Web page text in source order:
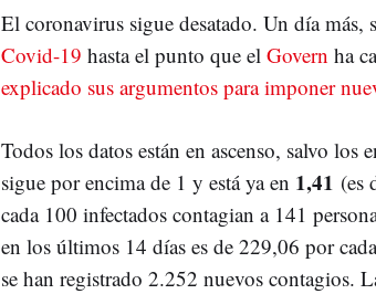
El coronavirus sigue desatado. Un día más,
Covid-19 hasta el punto que el Govern ha
explicado sus argumentos para imponer
Todos los datos están en ascenso, salvo los
sigue por encima de 1 y está ya en 1,41 (es
cada 100 infectados contagian a 141
en los últimos 14 días es de 229,06 por
se han registrado 2.252 nuevos contagios.